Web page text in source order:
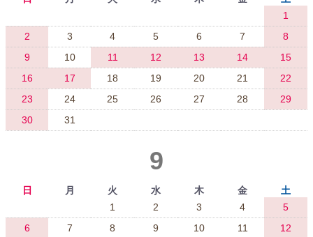
1
2
3 4 5 6 7
8
9
10 11 12 13 14
15
16
17 18 19 20 21
22
23
24 25 26 27 28
29
30
31
9
日 月 火 水 木 金
土
1
2 3 4
5
6
7 8 9 10 11
12